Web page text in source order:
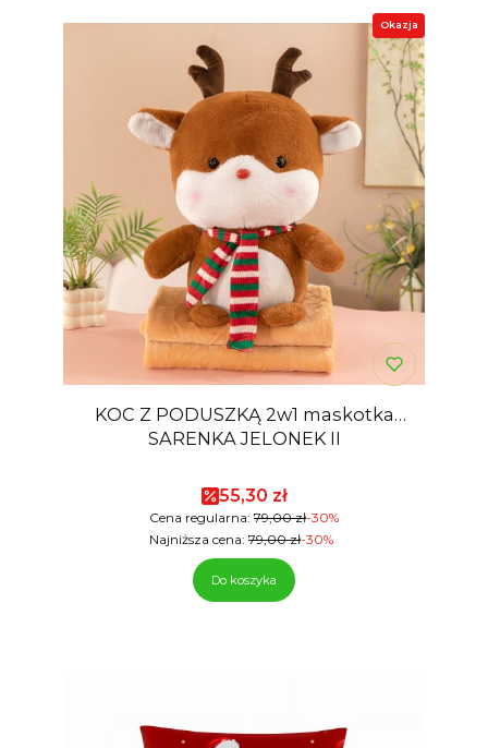
Okazja
KOC Z PODUSZKĄ 2w1 maskotka
SARENKA JELONEK II
Cena promocyjna
55,30 zł
Cena regularna: 79,00 zł-30%
Najniższa cena: 79,00 zł-30%
Do koszyka